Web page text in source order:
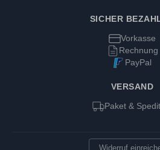
SICHER
Vorkasse
Rechnung
PayPal
VERSAND
Paket &
Widerruf